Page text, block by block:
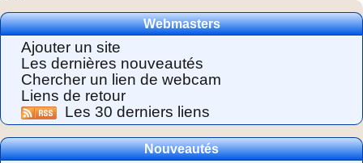
Webmasters
Ajouter un site
Les dernières nouveautés
Chercher un lien de webcam
Liens de retour
Les 30 derniers liens
Nouveautés